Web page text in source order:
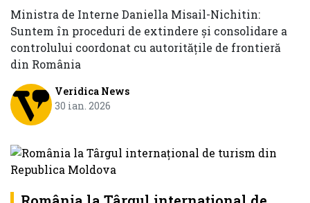
Ministra de Interne Daniella Misail-Nichitin:
Suntem în proceduri de extindere și consolidare a
controlului coordonat cu autoritățile de frontieră
din România
Veridica News
30 ian. 2026